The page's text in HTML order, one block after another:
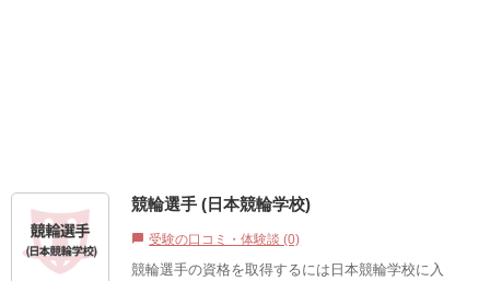
競輪選手 (日本競輪学校)
chat_bubble 受験の口コミ・体験談 (0)
競輪選手の資格を取得するには日本競輪学校に入